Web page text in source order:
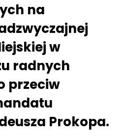
na
w
radnych
przeciw
Prokopa.